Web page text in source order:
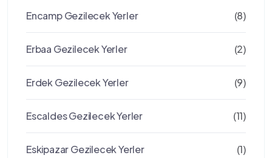
Encamp Gezilecek Yerler (8)
Erbaa Gezilecek Yerler (2)
Erdek Gezilecek Yerler (9)
Escaldes Gezilecek Yerler (11)
Eskipazar Gezilecek Yerler (1)